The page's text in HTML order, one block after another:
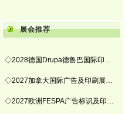
展会推荐
◇2028德国Drupa德鲁巴国际印…
◇2027加拿大国际广告及印刷展…
◇2027欧洲FESPA广告标识及印…